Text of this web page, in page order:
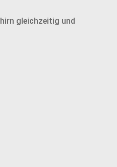
gleichzeitig und